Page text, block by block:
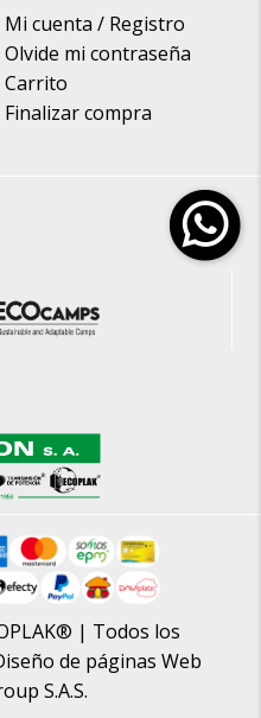
Mi cuenta / Registro
Olvide mi contraseña
Carrito
Finalizar compra
| Todos los
de páginas Web
S.A.S.